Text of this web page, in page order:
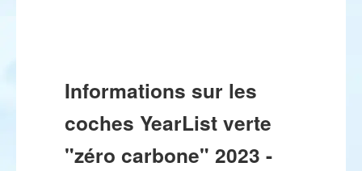
Informations sur les
coches YearList verte
"zéro carbone" 2023 -